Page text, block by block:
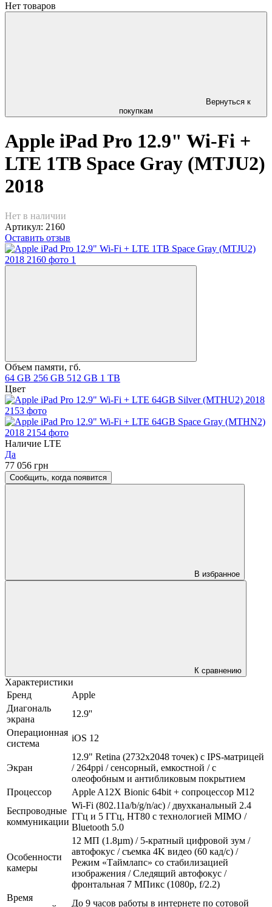
Нет товаров
Вернуться к
покупкам
Apple iPad Pro 12.9" Wi-Fi +
LTE 1TB Space Gray (MTJU2)
2018
Нет в наличии
Артикул: 2160
Оставить отзыв
Объем памяти, гб.
64 GB 256 GB 512 GB 1 TB
Цвет
Наличие LTE
Да
77 056 грн
Сообщить, когда появится
В избранное
К сравнению
Характеристики
Бренд
Apple
Диагональ
экрана
12.9''
Операционная
система
iOS 12
Экран
12.9" Retina (2732x2048 точек) с IPS-матрицей
/ 264ppi / сенсорный, емкостной / с
олеофобным и антибликовым покрытием
Процессор
Apple A12X Bionic 64bit + сопроцессор M12
Беспроводные
коммуникации
Wi-Fi (802.11a/b/g/n/ac) / двухканальный 2.4
ГГц и 5 ГГц, HT80 с технологией MIMO /
Bluetooth 5.0
Особенности
камеры
12 МП (1.8µm) / 5‑кратный цифровой зум /
автофокус / съемка 4K видео (60 кад/c) /
Режим «Таймлапс» со стабилизацией
изображения / Следящий автофокус /
фронтальная 7 МПикс (1080p, f/2.2)
Время
До 9 часов работы в интернете по сотовой